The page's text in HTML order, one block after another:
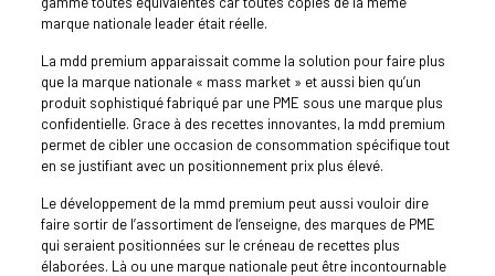
marque nationale leader était réelle.
La mdd premium apparaissait comme la solution pour faire plus
que la marque nationale « mass market » et aussi bien qu’un
produit sophistiqué fabriqué par une PME sous une marque plus
confidentielle. Grace à des recettes innovantes, la mdd premium
permet de cibler une occasion de consommation spécifique tout
en se justifiant avec un positionnement prix plus élevé.
Le développement de la mmd premium peut aussi vouloir dire
faire sortir de l’assortiment de l’enseigne, des marques de PME
qui seraient positionnées sur le créneau de recettes plus
élaborées. Là ou une marque nationale peut être incontournable